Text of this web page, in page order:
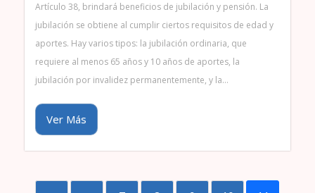
Artículo 38, brindará beneficios de jubilación y pensión. La
jubilación se obtiene al cumplir ciertos requisitos de edad y
aportes. Hay varios tipos: la jubilación ordinaria, que
requiere al menos 65 años y 10 años de aportes, la
jubilación por invalidez permanentemente, y la…
Ver Más